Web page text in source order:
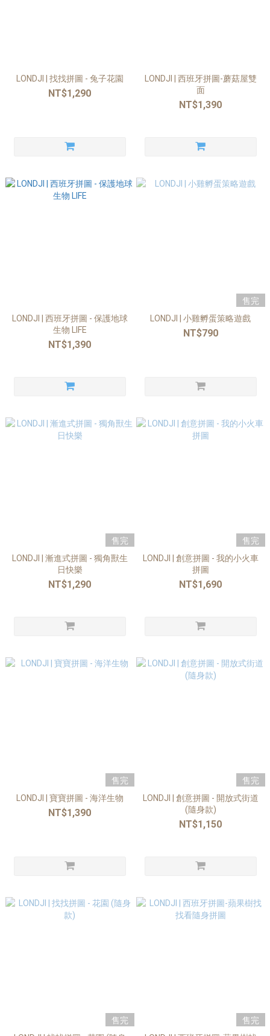
LONDJI | 找找拼圖 - 兔子花園
NT$1,290
LONDJI | 西班牙拼圖-蘑菇屋雙
面
NT$1,390
LONDJI | 西班牙拼圖 - 保護地球
生物 LIFE
NT$1,390
售完
LONDJI | 小雞孵蛋策略遊戲
NT$790
售完
LONDJI | 漸進式拼圖 - 獨角獸生
日快樂
NT$1,290
售完
LONDJI | 創意拼圖 - 我的小火車
拼圖
NT$1,690
售完
LONDJI | 寶寶拼圖 - 海洋生物
NT$1,390
售完
LONDJI | 創意拼圖 - 開放式街道
(隨身款)
NT$1,150
售完
售完